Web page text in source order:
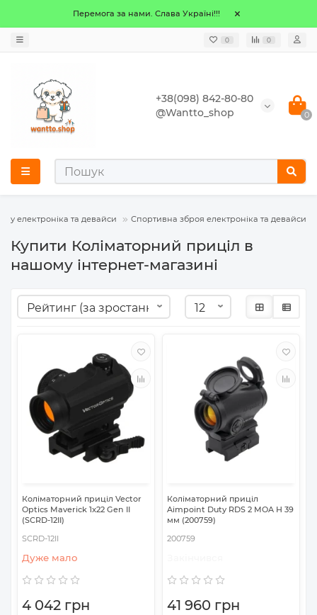
Перемога за нами. Слава Україні!!!
0 0
+38(098) 842-80-80
@Wantto_shop
0
електроніка та девайси Спортивна зброя електроніка та девайси
Купити Коліматорний приціл в
нашому інтернет-магазині
Коліматорний приціл Vector
Optics Maverick 1x22 Gen II
(SCRD-12II)
SCRD-12II
Дуже мало
4 042 грн
Коліматорний приціл
Aimpoint Duty RDS 2 MOA H 39
мм (200759)
200759
41 960 грн